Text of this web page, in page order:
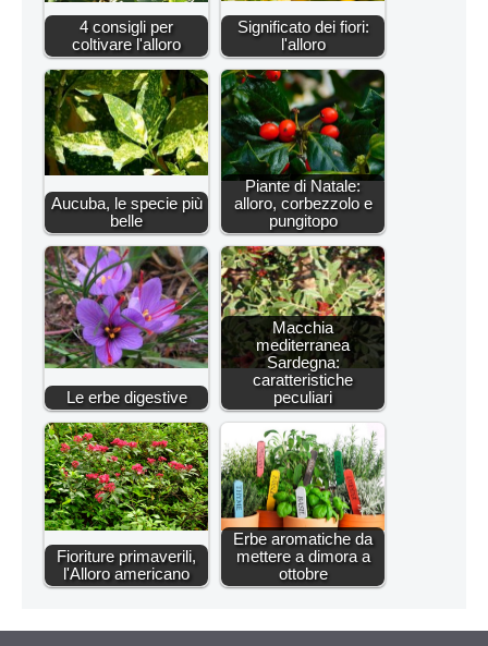
4 consigli per
coltivare l'alloro
Significato dei fiori:
l'alloro
Aucuba, le specie più
belle
Piante di Natale:
alloro, corbezzolo e
pungitopo
Le erbe digestive
Macchia
mediterranea
Sardegna:
caratteristiche
peculiari
Fioriture primaverili,
l'Alloro americano
Erbe aromatiche da
mettere a dimora a
ottobre